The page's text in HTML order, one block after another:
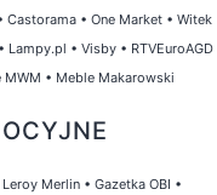
Castorama • One Market • Witek
• Lampy.pl • Visby • RTVEuroAGD
MWM • Meble Makarowski
Merlin • Gazetka OBI •